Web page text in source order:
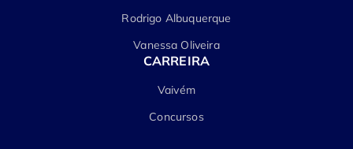
Rodrigo Albuquerque
Vanessa Oliveira
CARREIRA
Vaivém
Concursos